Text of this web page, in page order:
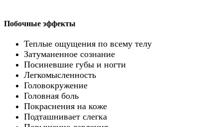
Побочные эффекты
Теплые ощущения по всему телу
Затуманенное сознание
Посиневшие губы и ногти
Легкомысленность
Головокружение
Головная боль
Покраснения на коже
Подташнивает слегка